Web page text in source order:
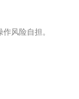
风险自担。